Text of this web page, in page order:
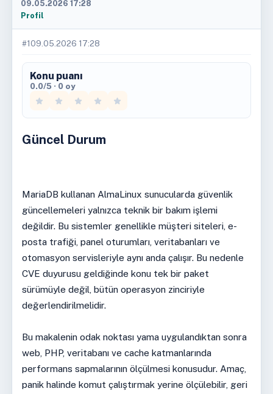
09.05.2026 17:28
Profil
#1 09.05.2026 17:28
Konu puanı
0.0/5 · 0 oy
Güncel Durum
MariaDB kullanan AlmaLinux sunucularda güvenlik
güncellemeleri yalnızca teknik bir bakım işlemi
değildir. Bu sistemler genellikle müşteri siteleri, e-
posta trafiği, panel oturumları, veritabanları ve
otomasyon servisleriyle aynı anda çalışır. Bu nedenle
CVE duyurusu geldiğinde konu tek bir paket
sürümüyle değil, bütün operasyon zinciriyle
değerlendirilmelidir.
Bu makalenin odak noktası yama uygulandıktan sonra
web, PHP, veritabanı ve cache katmanlarında
performans sapmalarının ölçülmesi konusudur. Amaç,
panik halinde komut çalıştırmak yerine ölçülebilir, geri